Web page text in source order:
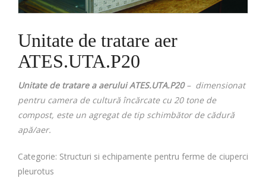
Unitate de tratare aer
ATES.UTA.P20
Unitate de tratare a aerului ATES.UTA.P20– dimensionat
pentru camera de cultură încărcate cu 20 tone de
compost, este un agregat de tip schimbător de cădură
apă/aer.
Categorie: Structuri si echipamente pentru ferme de ciuperci
pleurotus